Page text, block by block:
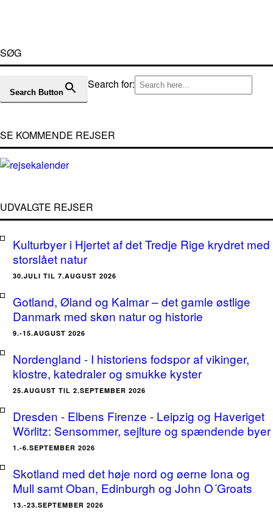
SØG
Search for:
Search Button
SE KOMMENDE REJSER
UDVALGTE REJSER
Kulturbyer i Hjertet af det Tredje Rige krydret med
storslået natur
30.JULI TIL 7.AUGUST 2026
Gotland, Øland og Kalmar – det gamle østlige
Danmark med skøn natur og historie
9.-15.AUGUST 2026
Nordengland - I historiens fodspor af vikinger,
klostre, katedraler og smukke kyster
25.AUGUST TIL 2.SEPTEMBER 2026
Dresden - Elbens Firenze - Leipzig og Haveriget
Wörlitz: Sensommer, sejlture og spændende byer
1.-6.SEPTEMBER 2026
Skotland med det høje nord og øerne Iona og
Mull samt Oban, Edinburgh og John O´Groats
13.-23.SEPTEMBER 2026